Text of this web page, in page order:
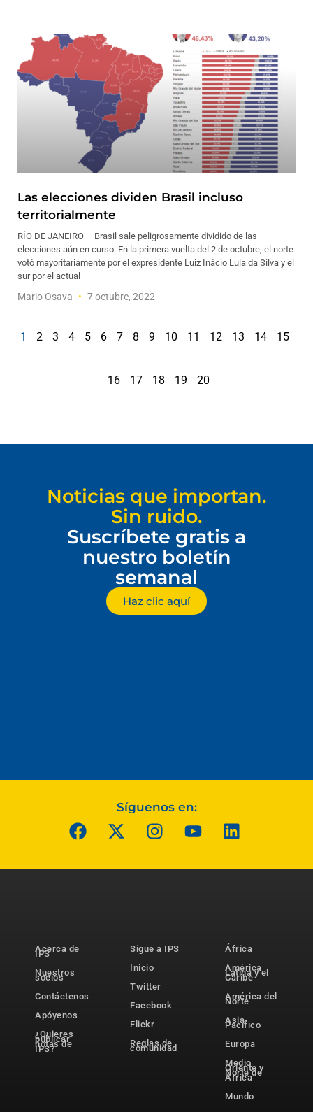
Las elecciones dividen Brasil incluso
territorialmente
RÍO DE JANEIRO – Brasil sale peligrosamente dividido de las
elecciones aún en curso. En la primera vuelta del 2 de octubre, el norte
votó mayoritariamente por el expresidente Luiz Inácio Lula da Silva y el
sur por el actual
Mario Osava 7 octubre, 2022
1 2 3 4 5 6 7 8 9 10 11 12 13 14 15
16 17 18 19 20
Noticias que importan.
Sin ruido.
Suscríbete gratis a
nuestro boletín
semanal
Haz clic aquí
Síguenos en:
Acerca de
IPS
Nuestros
socios
Contáctenos
Apóyenos
¿Quieres
publicar
notas de
IPS?
Sigue a IPS
Inicio
Twitter
Facebook
Flickr
Reglas de
comunidad
África
América
Latina y el
Caribe
América del
Norte
Asia-
Pacífico
Europa
Medio
Oriente y
Norte de
África
Mundo